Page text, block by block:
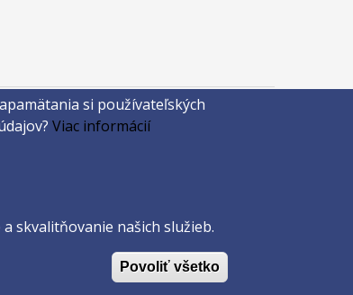
si používateľských
Viac informácií
skvalitňovanie našich služieb.
Povoliť všetko